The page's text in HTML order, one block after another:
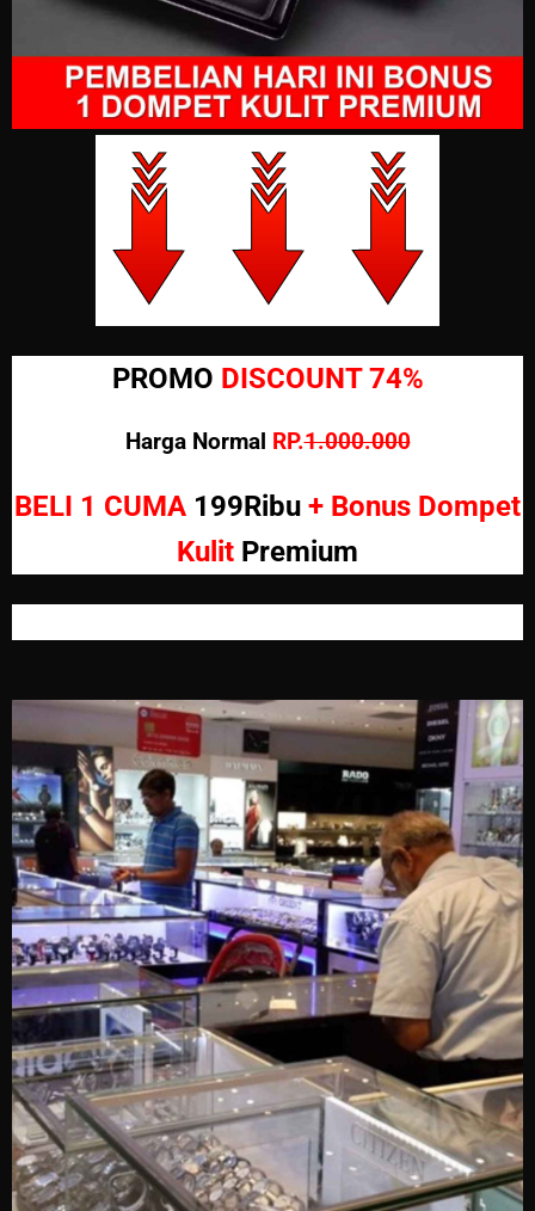
PROMO DISCOUNT 74%
Harga Normal RP.1.000.000
BELI 1 CUMA 199Ribu + Bonus Dompet
Kulit Premium